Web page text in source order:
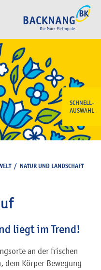
SCHNELL-
AUSWAHL
/ NATUR UND LANDSCHAFT
liegt im Trend!
an der frischen
dem Körper Bewegung